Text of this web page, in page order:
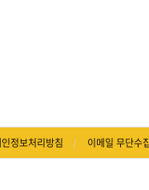
정보처리방침 이메일 무단수